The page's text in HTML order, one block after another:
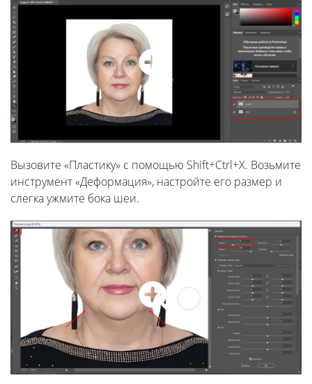
Вызовите «Пластику» с помощью Shift+Ctrl+X. Возьмите
инструмент «Деформация», настройте его размер и
слегка ужмите бока шеи.